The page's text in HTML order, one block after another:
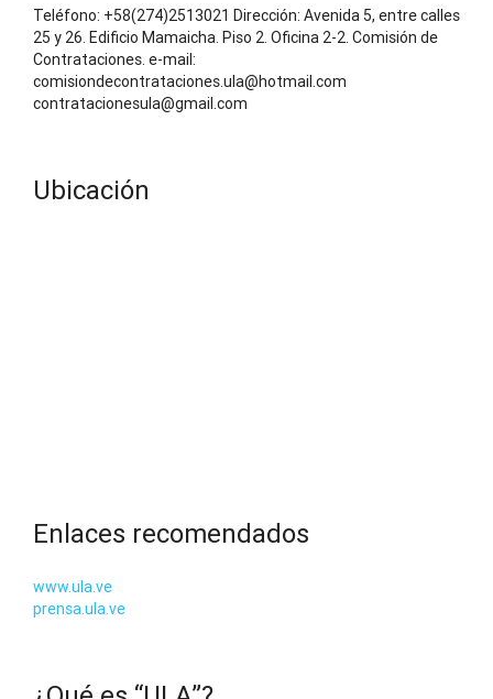
Teléfono: +58(274)2513021 Dirección: Avenida 5, entre calles
25 y 26. Edificio Mamaicha. Piso 2. Oficina 2-2. Comisión de
Contrataciones. e-mail:
comisiondecontrataciones.ula@hotmail.com
contratacionesula@gmail.com
Ubicación
Enlaces recomendados
www.ula.ve
prensa.ula.ve